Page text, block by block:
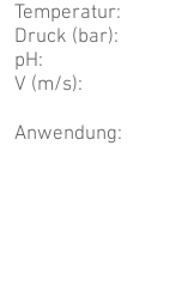
Temperatur:
Druck (bar):
pH:
V (m/s):
Anwendung: